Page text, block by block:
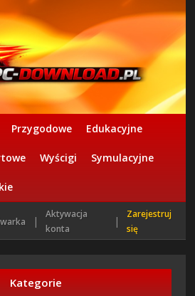
Przygodowe Edukacyjne
Wyścigi Symulacyjne
|
Aktywacja
konta
|
Zarejestruj
się
Kategorie